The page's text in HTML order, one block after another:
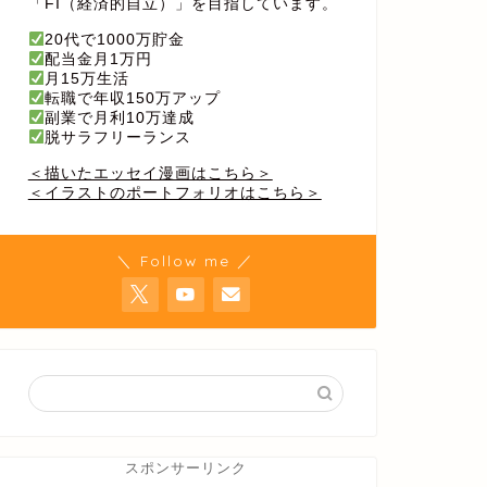
「FI（経済的自立）」を目指しています。
20代で1000万貯金
配当金月1万円
月15万生活
転職で年収150万アップ
副業で月利10万達成
脱サラフリーランス
＜描いたエッセイ漫画はこちら＞
＜イラストのポートフォリオはこちら＞
＼ Follow me ／
スポンサーリンク